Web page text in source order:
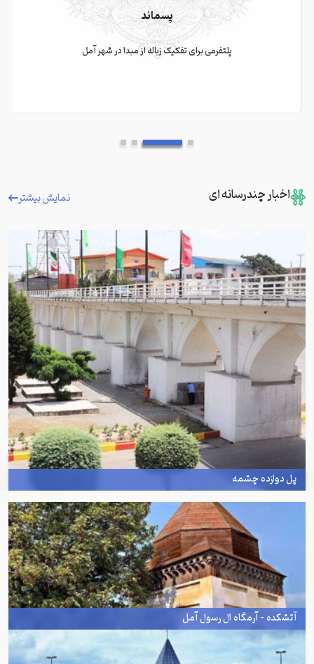
پسماند
پلتفرمی برای تفکیک زباله از مبدا در شهر آمل
اخبار چندرسانه ای نمایش بیشتر
پل دوازده چشمه
آتشکده - آرمگاه ال رسول آمل